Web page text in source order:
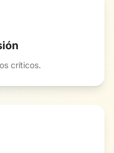
críticos.